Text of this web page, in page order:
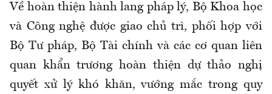
Về hoàn thiện hành lang pháp lý, Bộ Khoa học
và Công nghệ được giao chủ trì, phối hợp với
Bộ Tư pháp, Bộ Tài chính và các cơ quan liên
quan khẩn trương hoàn thiện dự thảo nghị
quyết xử lý khó khăn, vướng mắc trong quy